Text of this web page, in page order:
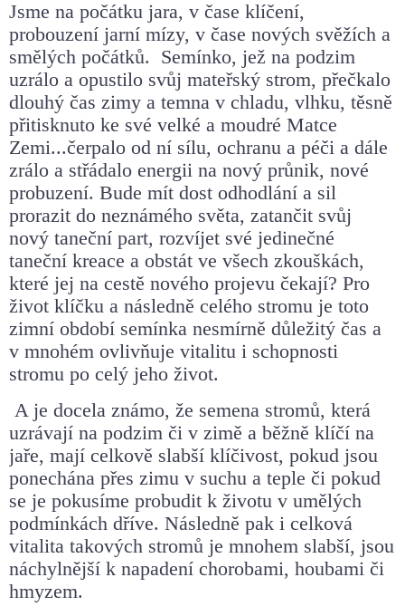
Jsme na počátku jara, v čase klíčení,
probouzení jarní mízy, v čase nových svěžích a
smělých počátků. Semínko, jež na podzim
uzrálo a opustilo svůj mateřský strom, přečkalo
dlouhý čas zimy a temna v chladu, vlhku, těsně
přitisknuto ke své velké a moudré Matce
Zemi...čerpalo od ní sílu, ochranu a péči a dále
zrálo a střádalo energii na nový průnik, nové
probuzení. Bude mít dost odhodlání a sil
prorazit do neznámého světa, zatančit svůj
nový taneční part, rozvíjet své jedinečné
taneční kreace a obstát ve všech zkouškách,
které jej na cestě nového projevu čekají? Pro
život klíčku a následně celého stromu je toto
zimní období semínka nesmírně důležitý čas a
v mnohém ovlivňuje vitalitu i schopnosti
stromu po celý jeho život.
A je docela známo, že semena stromů, která
uzrávají na podzim či v zimě a běžně klíčí na
jaře, mají celkově slabší klíčivost, pokud jsou
ponechána přes zimu v suchu a teple či pokud
se je pokusíme probudit k životu v umělých
podmínkách dříve. Následně pak i celková
vitalita takových stromů je mnohem slabší, jsou
náchylnější k napadení chorobami, houbami či
hmyzem.